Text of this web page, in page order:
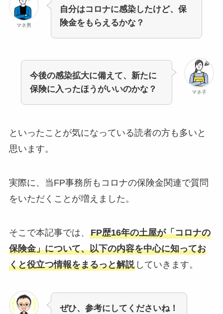
マネ男
自分はコロナに感染したけど、保
険金をもらえるかな？
マネ子
今後の感染拡大に備えて、新たに
保険に入ったほうがいいのかな？
といったことが気になっている読者の方も多いと
思います。
実際に、当FP事務所もコロナの保険金関連で質問
をいただくことが増えました。
そこで本記事では、 FP歴16年の土屋が「コロナの
保険金」について、以下の内容を中心に知ってお
くと役立つ情報をまるっと解説していきます。
ぜひ、参考にしてくださいね！